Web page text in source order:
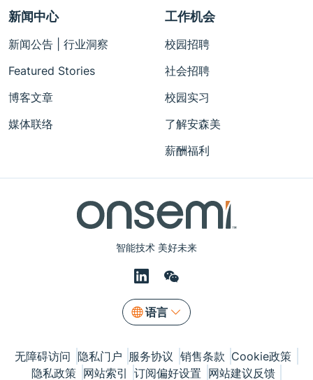
智能技术 美好未来
语言
新闻中心
新闻公告 | 行业洞察
Featured Stories
博客文章
媒体联络
工作机会
校园招聘
社会招聘
校园实习
了解安森美
薪酬福利
无障碍访问 隐私门户 服务协议 销售条款 Cookie政策
隐私政策 网站索引 订阅偏好设置 网站建议反馈